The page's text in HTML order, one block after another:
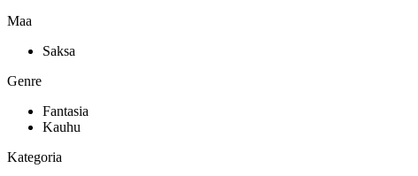
Maa
Saksa
Genre
Fantasia
Kauhu
Kategoria